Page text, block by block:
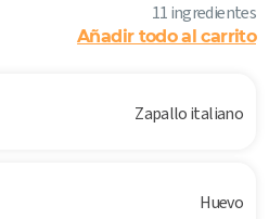
11 ingredientes
Añadir todo al carrito
Zapallo italiano
Huevo